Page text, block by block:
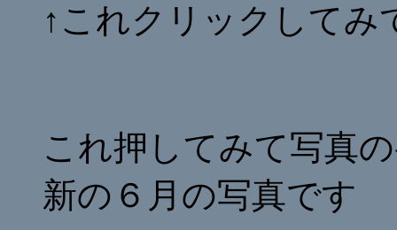
↑これクリックしてみ
これ押してみて写真
新の６月の写真です